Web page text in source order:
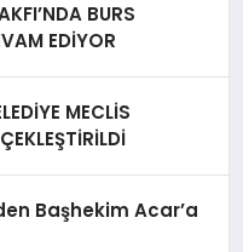
BURS
EDİYOR
MECLİS
Başhekim Acar’a